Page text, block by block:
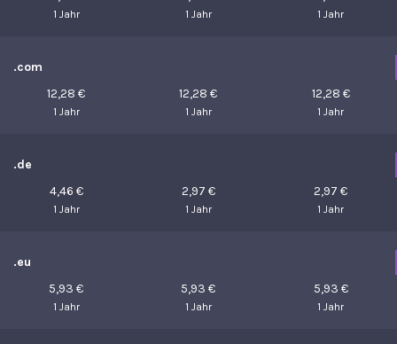
1 Jahr 1 Jahr 1 Jahr
.com
12,28 €
1 Jahr
12,28 €
1 Jahr
12,28 €
1 Jahr
.de
4,46 €
1 Jahr
2,97 €
1 Jahr
2,97 €
1 Jahr
.eu
5,93 €
1 Jahr
5,93 €
1 Jahr
5,93 €
1 Jahr